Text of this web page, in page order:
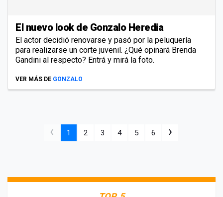
El nuevo look de Gonzalo Heredia
El actor decidió renovarse y pasó por la peluquería
para realizarse un corte juvenil. ¿Qué opinará Brenda
Gandini al respecto? Entrá y mirá la foto.
VER MÁS DE GONZALO
‹ 1 2 3 4 5 6 ›